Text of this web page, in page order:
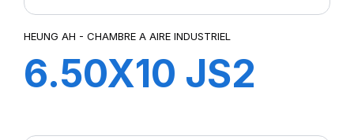
HEUNG AH - CHAMBRE A AIRE INDUSTRIEL
6.50X10 JS2